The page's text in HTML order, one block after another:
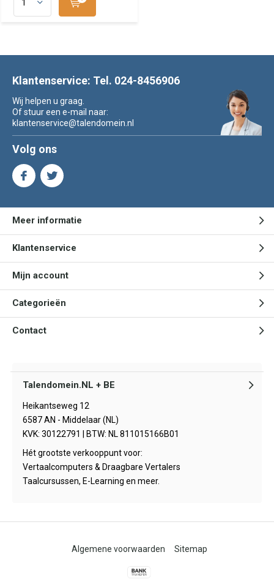
Klantenservice: Tel. 024-8456906
Wij helpen u graag.
Of stuur een e-mail naar:
klantenservice@talendomein.nl
Volg ons
Meer informatie
Klantenservice
Mijn account
Categorieën
Contact
Talendomein.NL + BE
Heikantseweg 12
6587 AN - Middelaar (NL)
KVK: 30122791 | BTW: NL 811015166B01
Hét grootste verkooppunt voor:
Vertaalcomputers & Draagbare Vertalers
Taalcursussen, E-Learning en meer.
Algemene voorwaarden Sitemap